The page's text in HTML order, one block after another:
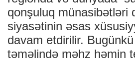
qonşuluq
siyasətinin əsas
davam etdirilir. Bugünkü
təməlində məhz həmin